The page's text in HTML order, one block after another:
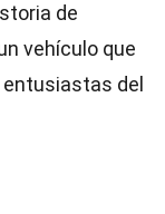
de
vehículo que
del